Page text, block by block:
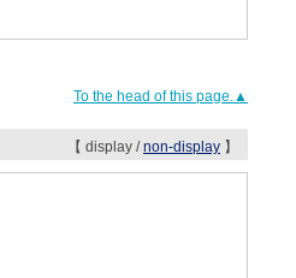
To the head of this page.▲
【 display /non-display 】